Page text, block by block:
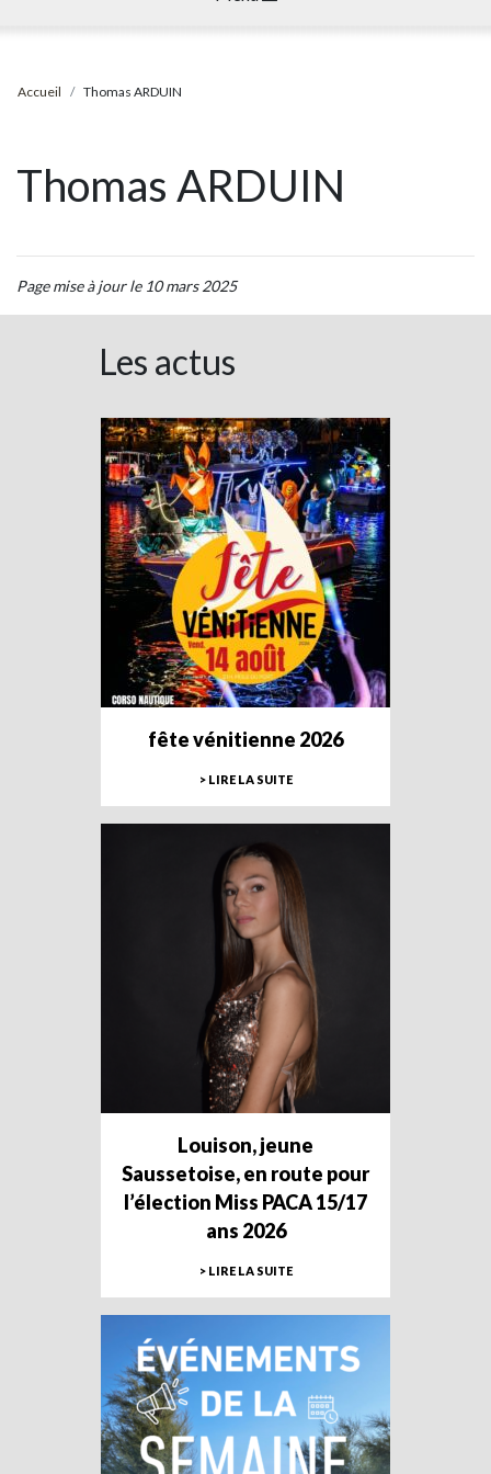
Accueil Thomas ARDUIN
Thomas ARDUIN
Page mise à jour le 10 mars 2025
Les actus
fête vénitienne 2026
> LIRE LA SUITE
Louison, jeune
Saussetoise, en route pour
l’élection Miss PACA 15/17
ans 2026
> LIRE LA SUITE